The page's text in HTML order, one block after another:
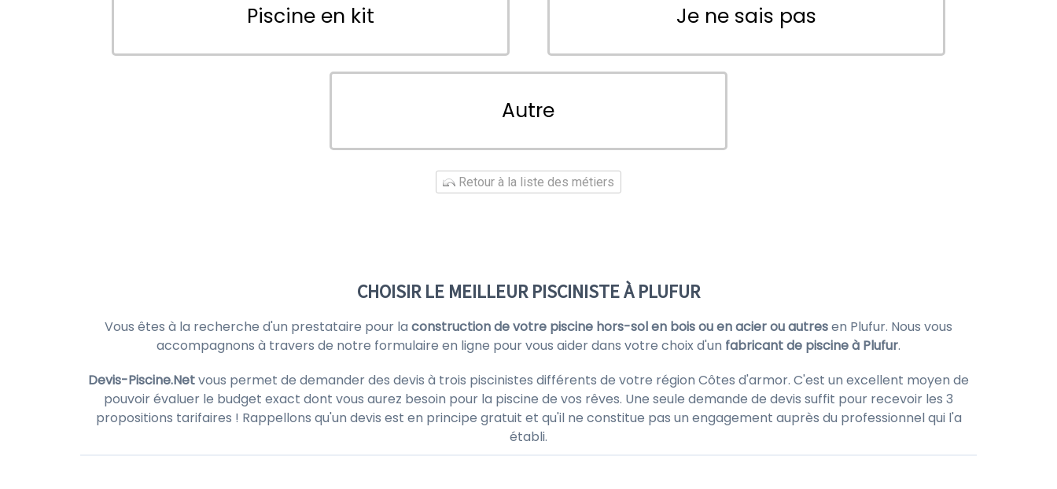
Piscine en kit Je ne sais pas
Autre
Retour à la liste des métiers
CHOISIR LE MEILLEUR PISCINISTE À PLUFUR
Vous êtes à la recherche d'un prestataire pour la construction de votre piscine hors-sol en bois ou en acier ou autresen Plufur. Nous vous
accompagnons à travers de notre formulaire en ligne pour vous aider dans votre choix d'un fabricant de piscine à Plufur.
Devis-Piscine.Netvous permet de demander des devis à trois piscinistes différents de votre région Côtes d'armor. C'est un excellent moyen de
pouvoir évaluer le budget exact dont vous aurez besoin pour la piscine de vos rêves. Une seule demande de devis suffit pour recevoir les 3
propositions tarifaires ! Rappellons qu'un devis est en principe gratuit et qu'il ne constitue pas un engagement auprès du professionnel qui l'a
établi.